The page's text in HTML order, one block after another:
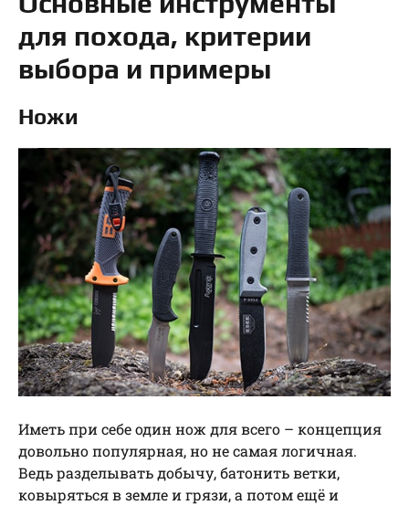
для похода, критерии
выбора и примеры
Ножи
Иметь при себе один нож для всего – концепция
довольно популярная, но не самая логичная.
Ведь разделывать добычу, батонить ветки,
ковыряться в земле и грязи, а потом ещё и